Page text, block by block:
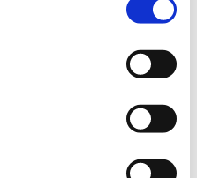
tanto do número como
sua capacidade
nunca tínhamos sido
com dimensão superior a
a marca dos 20